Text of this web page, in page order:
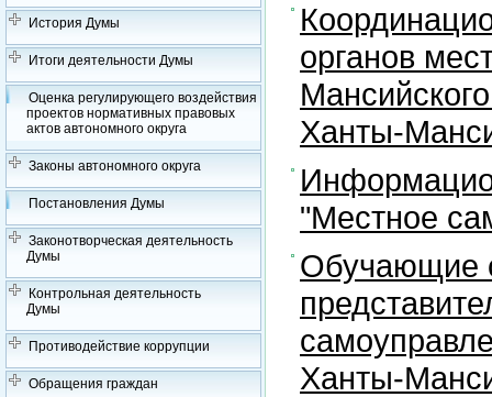
История Думы
Итоги деятельности Думы
Оценка регулирующего воздействия
проектов нормативных правовых
актов автономного округа
Законы автономного округа
Постановления Думы
Законотворческая деятельность
Думы
Контрольная деятельность
Думы
Противодействие коррупции
Обращения граждан
органов
Ханты-
"Местное
Обучающие
Ханты-